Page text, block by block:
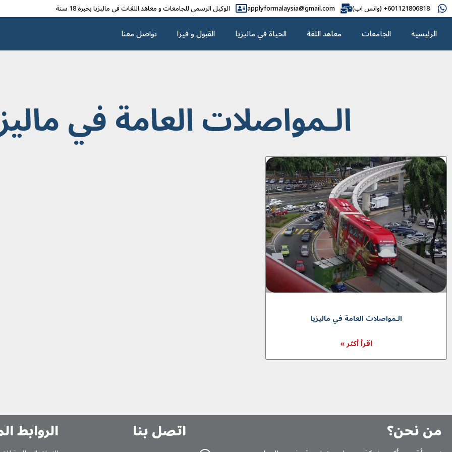
601121806818+ (واتس اب) applyformalaysia@gmail.com الوکیل الرسمي للجامعات و معاهد اللغات في مالیزیا بخبرة 18 سنة
الرئيسية الجامعات معاهد اللغة الحياة في ماليزيا القبول و فیزا تواصل معنا
الـمواصلات العامة في
الـمواصلات العامة في ماليزيا
اقرأ أكثر »
من نحن؟ اتصل بنا الروابط